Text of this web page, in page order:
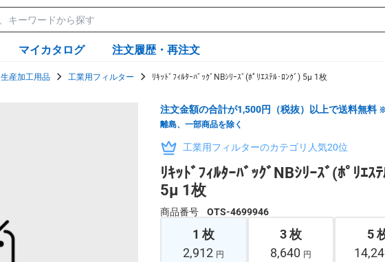
マイカタログ 注文履歴・再注文
生産加工用品 工業用フィルター ﾘｷｯﾄﾞﾌｨﾙﾀｰﾊﾞｯｸﾞNBｼﾘｰｽﾞ(ﾎﾟﾘｴｽﾃﾙ･ﾛﾝｸﾞ) 5μ 1枚
注文金額の合計が1,500円（税抜）以上で送料無料
離島、一部商品を除く
工業用フィルターのカテゴリ人気20位
ﾘｷｯﾄﾞﾌｨﾙﾀｰﾊﾞｯｸﾞNBｼﾘｰｽﾞ(ﾎﾟﾘｴｽ
5μ 1枚
商品番号 OTS-4699946
1 枚
2,912 円
3 枚
8,640 円
5